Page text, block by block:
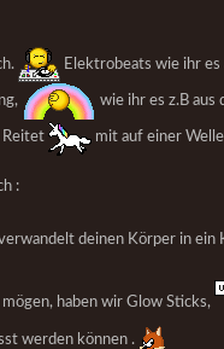
Elektrobeats wie ihr es
wie ihr es z.B aus
Reitet mit auf einer
:
deinen Körper in ein
haben wir Glow Sticks,
werden können .